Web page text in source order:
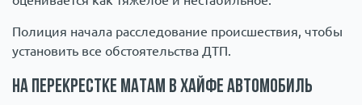
Полиция начала расследование происшествия, чтобы
установить все обстоятельства ДТП.
На перекрестке Матам в Хайфе автомобиль